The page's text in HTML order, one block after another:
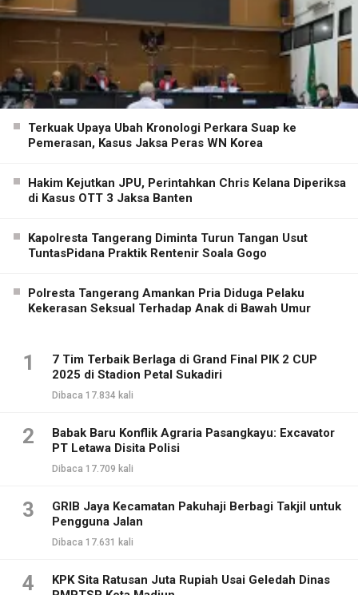
Terkuak Upaya Ubah Kronologi Perkara Suap ke
Pemerasan, Kasus Jaksa Peras WN Korea
Hakim Kejutkan JPU, Perintahkan Chris Kelana Diperiksa
di Kasus OTT 3 Jaksa Banten
Kapolresta Tangerang Diminta Turun Tangan Usut
TuntasPidana Praktik Rentenir Soala Gogo
Polresta Tangerang Amankan Pria Diduga Pelaku
Kekerasan Seksual Terhadap Anak di Bawah Umur
1
7 Tim Terbaik Berlaga di Grand Final PIK 2 CUP
2025 di Stadion Petal Sukadiri
Dibaca 17.834 kali
2
Babak Baru Konflik Agraria Pasangkayu: Excavator
PT Letawa Disita Polisi
Dibaca 17.709 kali
3
GRIB Jaya Kecamatan Pakuhaji Berbagi Takjil untuk
Pengguna Jalan
Dibaca 17.631 kali
4
KPK Sita Ratusan Juta Rupiah Usai Geledah Dinas